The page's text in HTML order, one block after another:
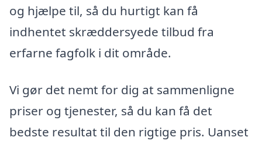
og hjælpe til, så du hurtigt kan få
indhentet skræddersyede tilbud fra
erfarne fagfolk i dit område.
Vi gør det nemt for dig at sammenligne
priser og tjenester, så du kan få det
bedste resultat til den rigtige pris. Uanset